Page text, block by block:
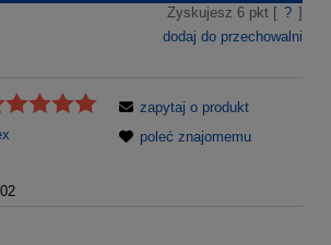
Zyskujesz 6pkt [ ? ]
dodaj do przechowalni
zapytaj o produkt
poleć znajomemu